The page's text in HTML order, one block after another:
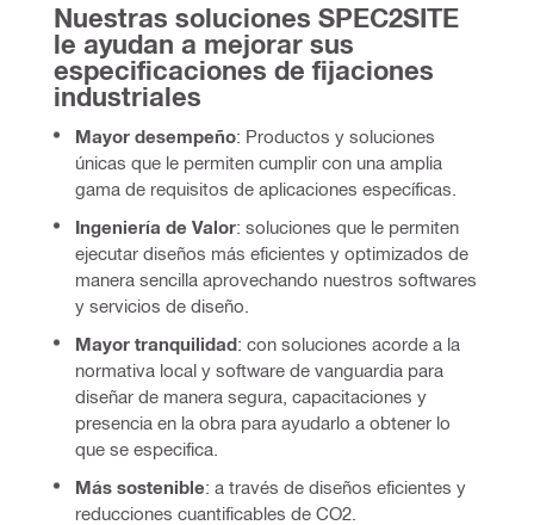
Nuestras soluciones SPEC2SITE
le ayudan a mejorar sus
especificaciones de fijaciones
industriales
Mayor desempeño: Productos y soluciones
únicas que le permiten cumplir con una amplia
gama de requisitos de aplicaciones específicas.
Ingeniería de Valor: soluciones que le permiten
ejecutar diseños más eficientes y optimizados de
manera sencilla aprovechando nuestros softwares
y servicios de diseño.
Mayor tranquilidad: con soluciones acorde a la
normativa local y software de vanguardia para
diseñar de manera segura, capacitaciones y
presencia en la obra para ayudarlo a obtener lo
que se especifica.
Más sostenible: a través de diseños eficientes y
reducciones cuantificables de CO2.